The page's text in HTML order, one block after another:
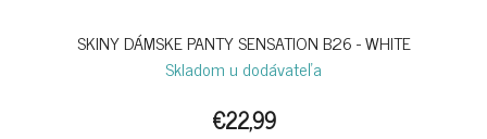
SKINY DÁMSKE PANTY SENSATION B26 - WHITE
Skladom u dodávateľa
€22,99